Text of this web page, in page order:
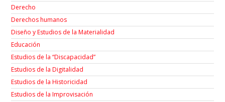
Derecho
Derechos humanos
Diseño y Estudios de la Materialidad
Educación
Estudios de la “Discapacidad”
Estudios de la Digitalidad
Estudios de la Historicidad
Estudios de la Improvisación